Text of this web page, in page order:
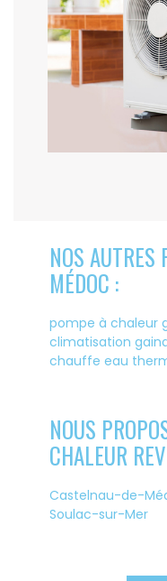
NOS AUTRES
MÉDOC :
pompe à chaleur
climatisation
chauffe eau
NOUS
CHALEUR
Castelnau-de-
Soulac-sur-Mer